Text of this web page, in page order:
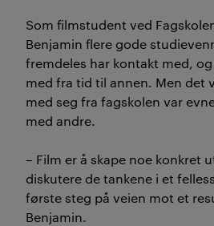
Som filmstudent ved
Benjamin flere gode
fremdeles har kontakt med,
med fra tid til annen. Men det
med seg fra fagskolen var
med andre.
– Film er å skape noe konkret
diskutere de tankene i et
første steg på veien mot et
Benjamin.